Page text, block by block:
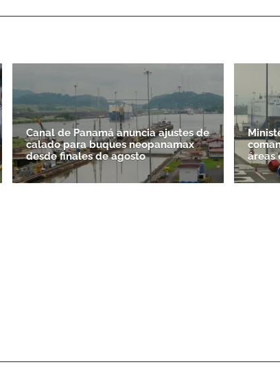
Canal de Panamá anuncia ajustes de
calado para buques neopanamax
desde finales de agosto
áreas